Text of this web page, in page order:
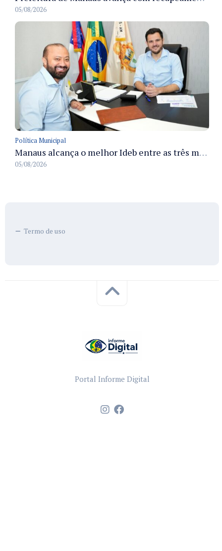
05/08/2026
Política Municipal
Manaus alcança o melhor Ideb entre as três maiores redes municipais do país em 2025 com avanço na aprendizagem
05/08/2026
Termo de uso
Portal Informe Digital